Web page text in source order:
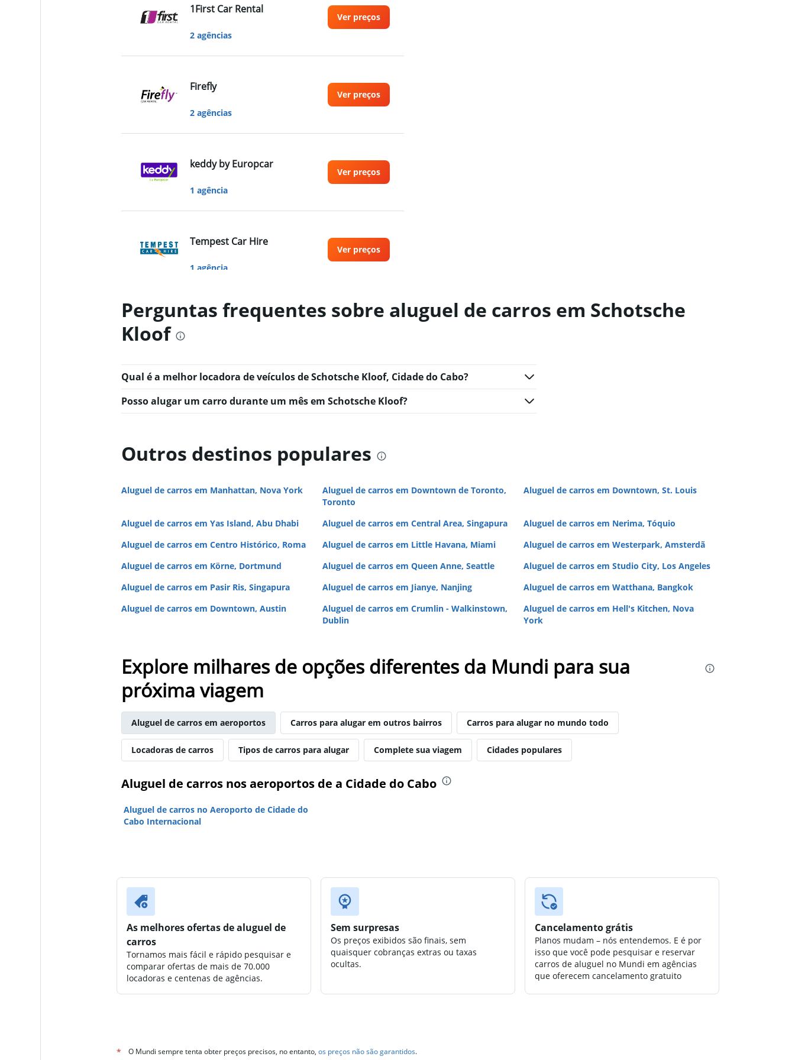
1First Car Rental
2 agências
Ver preços
Firefly
2 agências
Ver preços
keddy by Europcar
1 agência
Ver preços
Tempest Car Hire
1 agência
Ver preços
Thrifty
Dollar
Ver preços
Perguntas frequentes sobre aluguel de carros em Schotsche
Kloof
Qual é a melhor locadora de veículos de Schotsche Kloof, Cidade do Cabo?
Posso alugar um carro durante um mês em Schotsche Kloof?
Outros destinos populares
Aluguel de carros em Manhattan, Nova York
Aluguel de carros em Downtown de Toronto,
Toronto
Aluguel de carros em Downtown, St. Louis
Aluguel de carros em Yas Island, Abu Dhabi Aluguel de carros em Central Area, Singapura
Aluguel de carros em Nerima, Tóquio
Aluguel de carros em Centro Histórico, Roma
Aluguel de carros em Little Havana, Miami
Aluguel de carros em Westerpark, Amsterdã
Aluguel de carros em Körne, Dortmund
Aluguel de carros em Queen Anne, Seattle
Aluguel de carros em Studio City, Los Angeles
Aluguel de carros em Pasir Ris, Singapura
Aluguel de carros em Jianye, Nanjing
Aluguel de carros em Watthana, Bangkok
Aluguel de carros em Downtown, Austin
Aluguel de carros em Crumlin - Walkinstown,
Dublin
Aluguel de carros em Hell's Kitchen, Nova
York
Explore milhares de opções diferentes da Mundi para sua
próxima viagem
Aluguel de carros em aeroportos Carros para alugar em outros bairros Carros para alugar no mundo todo
Locadoras de carros Tipos de carros para alugar Complete sua viagem Cidades populares
Aluguel de carros nos aeroportos de a Cidade do Cabo
Aluguel de carros no Aeroporto de Cidade do
Cabo Internacional
As melhores ofertas de aluguel de
carros
Tornamos mais fácil e rápido pesquisar e
comparar ofertas de mais de 70.000
locadoras e centenas de agências.
Sem surpresas
Os preços exibidos são finais, sem
quaisquer cobranças extras ou taxas
ocultas.
Cancelamento grátis
Planos mudam – nós entendemos. E é por
isso que você pode pesquisar e reservar
carros de aluguel no Mundi em agências
que oferecem cancelamento gratuito
* O Mundi sempre tenta obter preços precisos, no entanto, os preços não são garantidos.